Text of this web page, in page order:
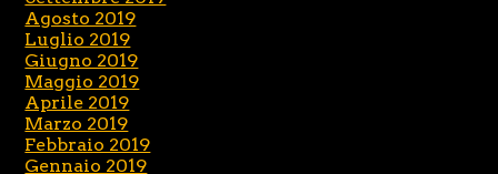
Agosto 2019
Luglio 2019
Giugno 2019
Maggio 2019
Aprile 2019
Marzo 2019
Febbraio 2019
Gennaio 2019